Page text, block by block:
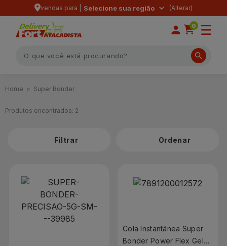
vendas para | Selecione sua região
0
Super Bonder
Produtos encontrados: 2
Filtrar
Cola Instantânea Super
Bonder Power Flex Gel